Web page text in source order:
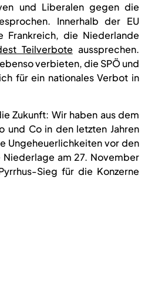
und Liberalen gegen die
Innerhalb der EU
Frankreich, die Niederlande
Teilverbote aussprechen.
verbieten, die SPÖ und
für ein nationales Verbot in
Zukunft: Wir haben aus dem
und Co in den letzten Jahren
Ungeheuerlichkeiten vor den
Niederlage am 27. November
Sieg für die Konzerne